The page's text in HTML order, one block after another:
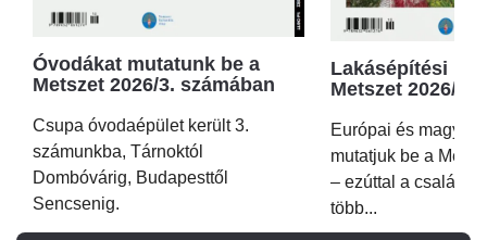
Óvodákat mutatunk be a
Metszet 2026/3. számában
Csupa óvodaépület került 3.
számunkba, Tárnoktól
Dombóvárig, Budapesttől
Sencsenig.
Lakásépítési
Metszet 2026/2.
Európai és magyar
mutatjuk be a
– ezúttal a családi
több...